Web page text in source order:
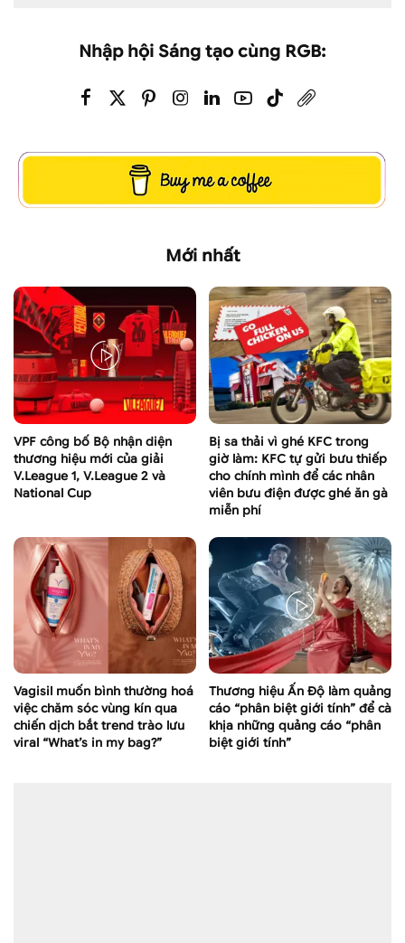
Nhập hội Sáng tạo cùng RGB:
Mới nhất
VPF công bố Bộ nhận diện
thương hiệu mới của giải
V.League 1, V.League 2 và
National Cup
Bị sa thải vì ghé KFC trong
giờ làm: KFC tự gửi bưu thiếp
cho chính mình để các nhân
viên bưu điện được ghé ăn gà
miễn phí
Vagisil muốn bình thường hoá
việc chăm sóc vùng kín qua
chiến dịch bắt trend trào lưu
viral “What’s in my bag?”
Thương hiệu Ấn Độ làm quảng
cáo “phân biệt giới tính” để cà
khịa những quảng cáo “phân
biệt giới tính”